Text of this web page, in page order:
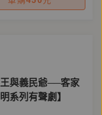
與義民爺──客家
系列有聲劇】